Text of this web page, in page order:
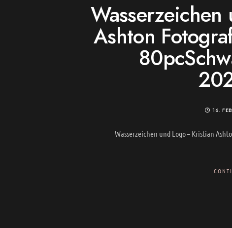
Ashton
16.
Wasserzeichen und Logo – Kristian